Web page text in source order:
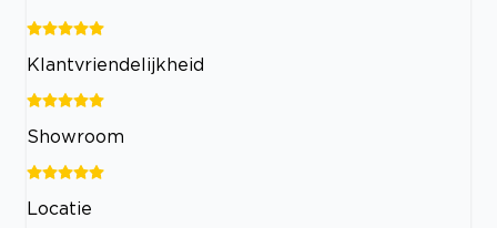
Klantvriendelijkheid
Showroom
Locatie